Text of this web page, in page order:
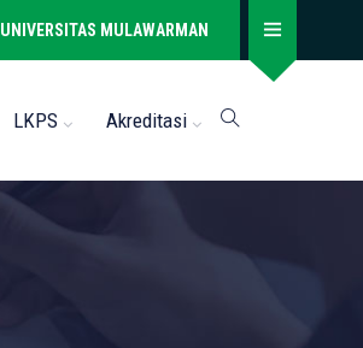
UNIVERSITAS MULAWARMAN
LKPS Akreditasi